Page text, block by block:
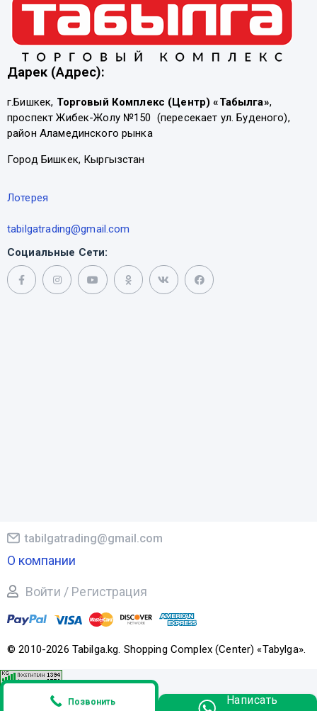
Дарек (Адрес):
г.Бишкек, Торговый Комплекс (Центр) «Табылга»,
проспект Жибек-Жолу №150 (пересекает ул. Буденого),
район Аламединского рынка
Город Бишкек, Кыргызстан
Лотерея
tabilgatrading@gmail.com
Социальные Сети:
© 2010-2026 Tabilga.kg. Shopping Complex (Center) «Tabylga».
tabilgatrading@gmail.com
О компании
Войти / Регистрация
Написать
Позвонить